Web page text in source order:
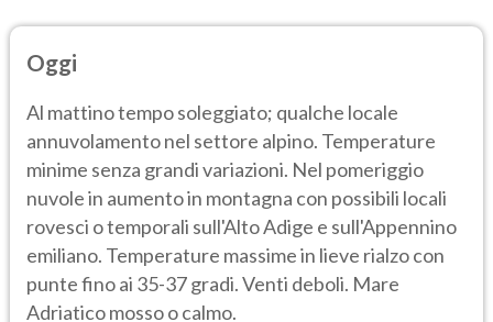
Oggi
Al mattino tempo soleggiato; qualche locale
annuvolamento nel settore alpino. Temperature
minime senza grandi variazioni. Nel pomeriggio
nuvole in aumento in montagna con possibili locali
rovesci o temporali sull'Alto Adige e sull'Appennino
emiliano. Temperature massime in lieve rialzo con
punte fino ai 35-37 gradi. Venti deboli. Mare
Adriatico mosso o calmo.